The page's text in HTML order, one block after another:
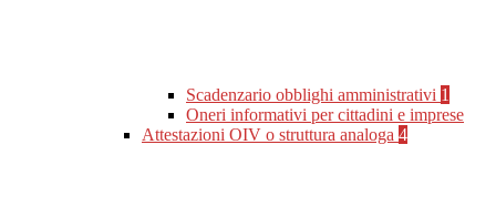
Scadenzario obblighi amministrativi 1
Oneri informativi per cittadini e imprese
Attestazioni OIV o struttura analoga 4